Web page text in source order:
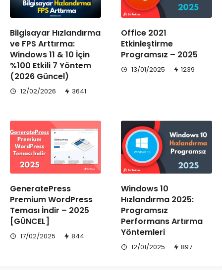
Bilgisayar Hızlandırma
ve FPS Arttırma:
Windows 11 & 10 İçin
%100 Etkili 7 Yöntem
(2026 Güncel)
12/02/2026 3641
Office 2021
Etkinleştirme
Programsız – 2025
13/01/2025 1239
GeneratePress
Premium WordPress
Teması İndir – 2025
[GÜNCEL]
17/02/2025 844
Windows 10
Hızlandırma 2025:
Programsız
Performans Artırma
Yöntemleri
12/01/2025 897